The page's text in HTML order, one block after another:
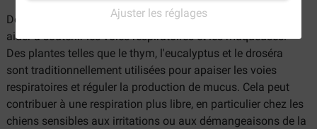
Ajuster les réglages
De plus, Phytonics Respi competPuur Respirato
aider à soutenir les voies respiratoires et les muqueuses.
Des plantes telles que le thym, l'eucalyptus et le droséra
sont traditionnellement utilisées pour apaiser les voies
respiratoires et réguler la production de mucus. Cela peut
contribuer à une respiration plus libre, en particulier chez les
chiens sensibles aux irritations ou aux démangeaisons de la